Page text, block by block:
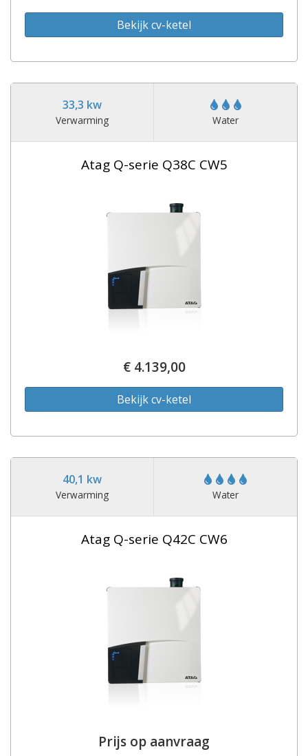
Bekijk cv-ketel
33,3 kw
Verwarming Water
Atag Q-serie Q38C CW5
€ 4.139,00
Bekijk cv-ketel
40,1 kw
Verwarming Water
Atag Q-serie Q42C CW6
Prijs op aanvraag